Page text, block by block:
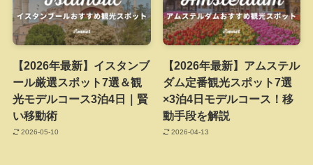
【2026年最新】イスタンブ
ール厳選スポット7選＆観
光モデルコース3泊4日｜賢
い移動術
2026-05-10
【2026年最新】アムステル
ダム定番観光スポット7選
×3泊4日モデルコース！移
動手段を解説
2026-04-13